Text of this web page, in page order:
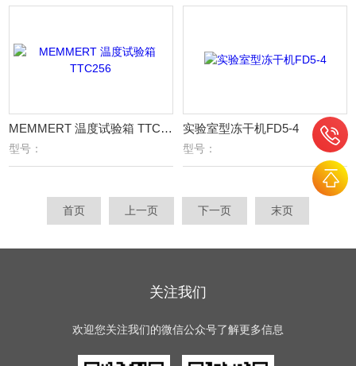
MEMMERT 温度试验箱 TTC256
型号：
实验室型冻干机FD5-4
型号：
首页 上一页 下一页 末页
关注我们
欢迎您关注我们的微信公众号了解更多信息